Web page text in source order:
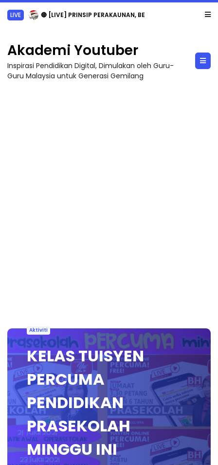
LIVE 🔴 [LIVE] PRINSIP PERAKAUNAN, BEDAH TUNTAS SOALAN 1 TRIAL OLEH CIKGU ...
Akademi Youtuber
Inspirasi Pendidikan Digital, Dimulakan oleh Guru-
Guru Malaysia untuk Generasi Gemilang
Aktiviti
KELAS TUISYEN
PERCUMA
PENDIDIKAN
PRASEKOLAH
MINGGU INI